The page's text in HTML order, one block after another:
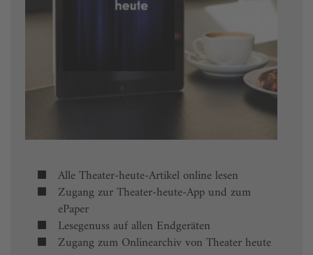
Alle Theater-heute-Artikel online lesen
Zugang zur Theater-heute-App und zum
ePaper
Lesegenuss auf allen Endgeräten
Zugang zum Onlinearchiv von Theater heute